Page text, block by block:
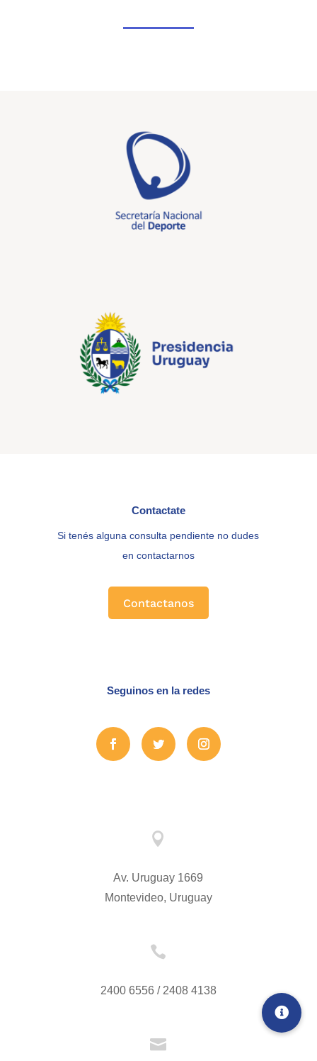
Contactate
Si tenés alguna consulta pendiente no dudes
en contactarnos
Contactanos
Seguinos en la redes

Av. Uruguay 1669
Montevideo, Uruguay

2400 6556 / 2408 4138
